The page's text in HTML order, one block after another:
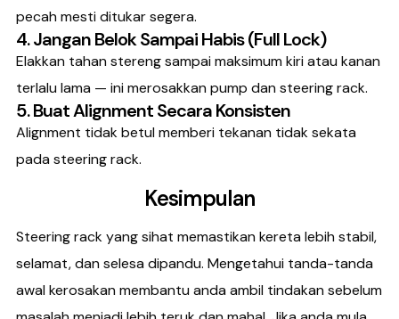
pecah mesti ditukar segera.
4. Jangan Belok Sampai Habis (Full Lock)
Elakkan tahan stereng sampai maksimum kiri atau kanan
terlalu lama — ini merosakkan pump dan steering rack.
5. Buat Alignment Secara Konsisten
Alignment tidak betul memberi tekanan tidak sekata
pada steering rack.
Kesimpulan
Steering rack yang sihat memastikan kereta lebih stabil,
selamat, dan selesa dipandu. Mengetahui tanda-tanda
awal kerosakan membantu anda ambil tindakan sebelum